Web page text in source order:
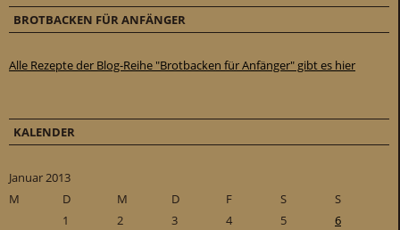
BROTBACKEN FÜR ANFÄNGER
Alle Rezepte der Blog-Reihe "Brotbacken für Anfänger" gibt es hier
KALENDER
Januar 2013
M
D M D F S
S
1
2 3 4 5
6